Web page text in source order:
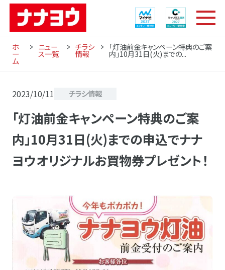
ホ
ー
ム
ニュー
ス一覧
チラシ
情報
「灯油前金キャンペーン特典のご案
内」10月31日(火)までの...
2023/10/11 チラシ情報
「灯油前金キャンペーン特典のご案
内」10月31日(火)までの申込でナナ
ヨウオリジナルお買物券プレゼント！